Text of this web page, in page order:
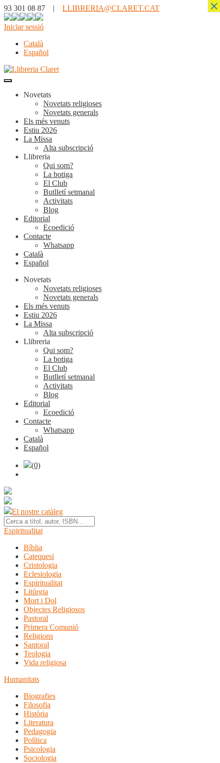
93 301 08 87 | LLIBRERIA@CLARET.CAT
Iniciar sessió
Català
Español
Novetats
Novetats religioses
Novetats generals
Els més venuts
Estiu 2026
La Missa
Alta subscripció
Llibreria
Qui som?
La botiga
El Club
Butlletí setmanal
Activitats
Blog
Editorial
Ecoedició
Contacte
Whatsapp
Català
Español
Novetats
Novetats religioses
Novetats generals
Els més venuts
Estiu 2026
La Missa
Alta subscripció
Llibreria
Qui som?
La botiga
El Club
Butlletí setmanal
Activitats
Blog
Editorial
Ecoedició
Contacte
Whatsapp
Català
Español
(0)
El nostre catàleg
Espiritualitat
Bíblia
Catequesi
Cristologia
Eclesiologia
Espiritualitat
Litúrgia
Mort i Dol
Objectes Religiosos
Pastoral
Primera Comunió
Religions
Santoral
Teologia
Vida religiosa
Humanitats
Biografies
Filosofia
Història
Literatura
Pedagogia
Política
Psicologia
Sociologia
×